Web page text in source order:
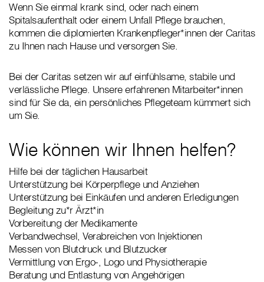
Wenn Sie einmal krank sind, oder nach einem
Spitalsaufenthalt oder einem Unfall Pflege brauchen,
kommen die diplomierten Krankenpfleger*innen der Caritas
zu Ihnen nach Hause und versorgen Sie.
Bei der Caritas setzen wir auf einfühlsame, stabile und
verlässliche Pflege. Unsere erfahrenen Mitarbeiter*innen
sind für Sie da, ein persönliches Pflegeteam kümmert sich
um Sie.
Wie können wir Ihnen helfen?
Hilfe bei der täglichen Hausarbeit
Unterstützung bei Körperpflege und Anziehen
Unterstützung bei Einkäufen und anderen Erledigungen
Begleitung zu*r Ärzt*in
Vorbereitung der Medikamente
Verbandwechsel, Verabreichen von Injektionen
Messen von Blutdruck und Blutzucker
Vermittlung von Ergo-, Logo und Physiotherapie
Beratung und Entlastung von Angehörigen